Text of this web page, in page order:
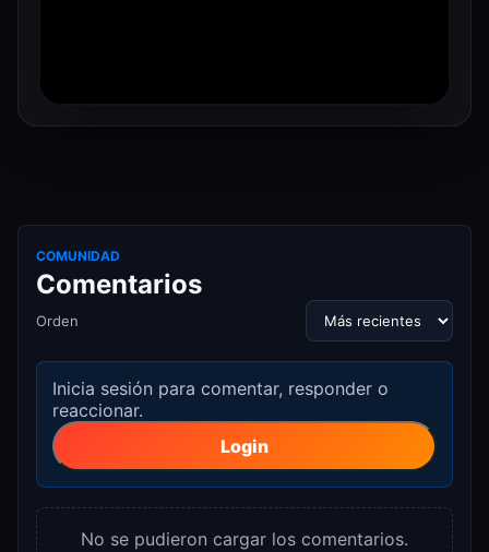
COMUNIDAD
Comentarios
Orden
Inicia sesión para comentar, responder o
reaccionar.
Login
No se pudieron cargar los comentarios.